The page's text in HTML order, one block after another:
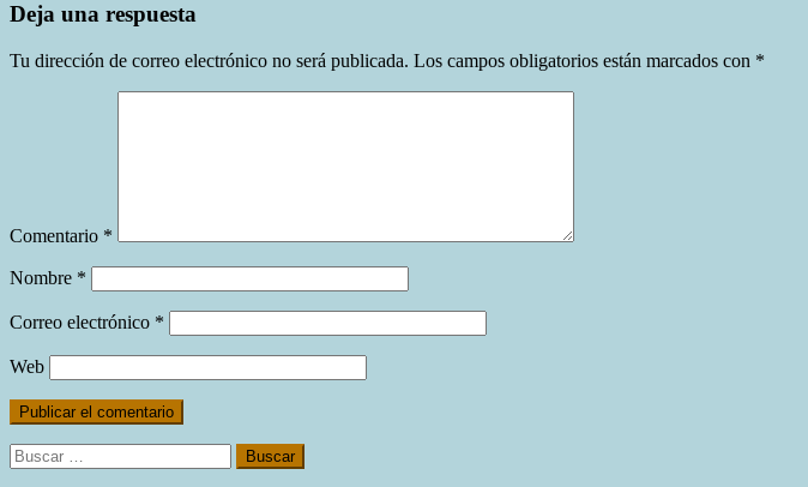
Deja una respuesta
Tu dirección de correo electrónico no será publicada. Los campos obligatorios están marcados con *
Comentario *
Nombre *
Correo electrónico *
Web
Buscar: